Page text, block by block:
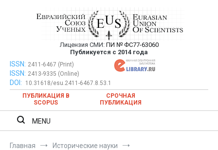
Евразийский Союз Ученых —
публикация научных статей в
ежемесячном научном журнале
Лицензия СМИ: ПИ № ФС77-63060
Публикуется с 2014 года
Евразийский Союз Ученых — публикация научных статей в
ежемесячном научном журнале
ISSN: 2411-6467 (Print)
ISSN: 2413-9335 (Online)
DOI:
10.31618/esu.2411-6467.8.53.1
ПУБЛИКАЦИЯ В
SCOPUS
СРОЧНАЯ
ПУБЛИКАЦИЯ
MENU
Главная
Исторические науки